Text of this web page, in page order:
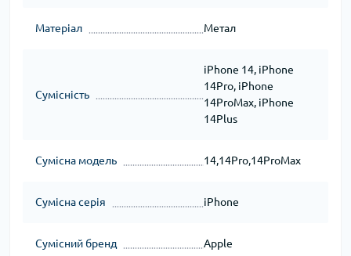
Матеріал Метал
Сумісність
iPhone 14, iPhone
14Pro, iPhone
14ProMax, iPhone
14Plus
Сумісна модель 14,14Pro,14ProMax
Сумісна серія iPhone
Сумісний бренд Apple